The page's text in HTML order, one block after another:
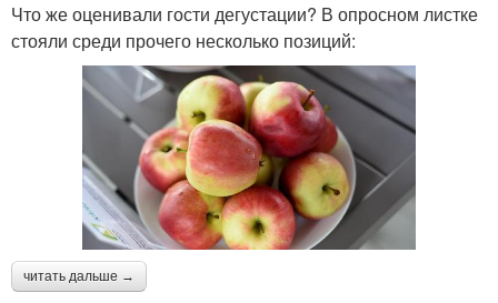
Что же оценивали гости дегустации? В опросном листке
стояли среди прочего несколько позиций:
читать дальше →